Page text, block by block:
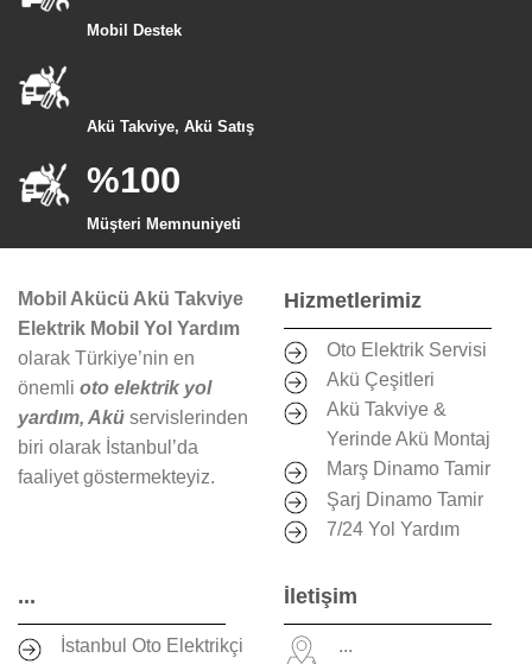
Mobil Destek
Akü Takviye, Akü Satış
%100
Müşteri Memnuniyeti
Mobil Akücü Akü Takviye
Elektrik Mobil Yol Yardım
olarak Türkiye’nin en
önemli oto elektrik yol
yardım, Akü servislerinden
biri olarak İstanbul’da
faaliyet göstermekteyiz.
Hizmetlerimiz
Oto Elektrik Servisi
Akü Çeşitleri
Akü Takviye &
Yerinde Akü Montaj
Marş Dinamo Tamir
Şarj Dinamo Tamir
7/24 Yol Yardım
...
İstanbul Oto Elektrikçi
İletişim
...